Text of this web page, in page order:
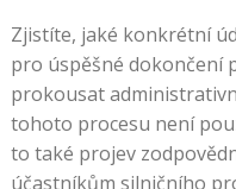
Zjistíte, jaké konkrétní
pro úspěšné dokončení
prokousat
tohoto procesu není
to také projev
účastníkům silničního